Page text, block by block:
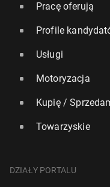
Pracę oferują
Profile
Usługi
Motoryzacja
Kupię /
Towarzyskie
DZIAŁY PORTALU